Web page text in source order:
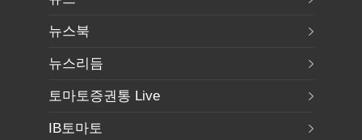
뉴스북
뉴스리듬
토마토증권통 Live
IB토마토